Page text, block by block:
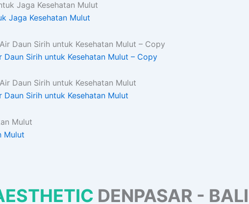
Jaga Kesehatan Mulut
Sirih untuk Kesehatan Mulut – Copy
Sirih untuk Kesehatan Mulut
Mulut
DENPASAR - BALI